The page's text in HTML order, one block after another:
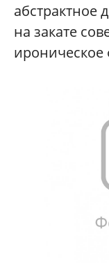
абстрактное
на закате
ироническое